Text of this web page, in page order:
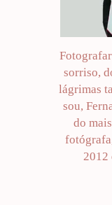
sorriso,
lágrimas
sou,
do
2012